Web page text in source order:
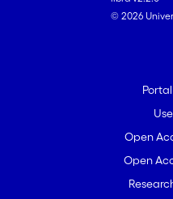
© 2026
Open
Open